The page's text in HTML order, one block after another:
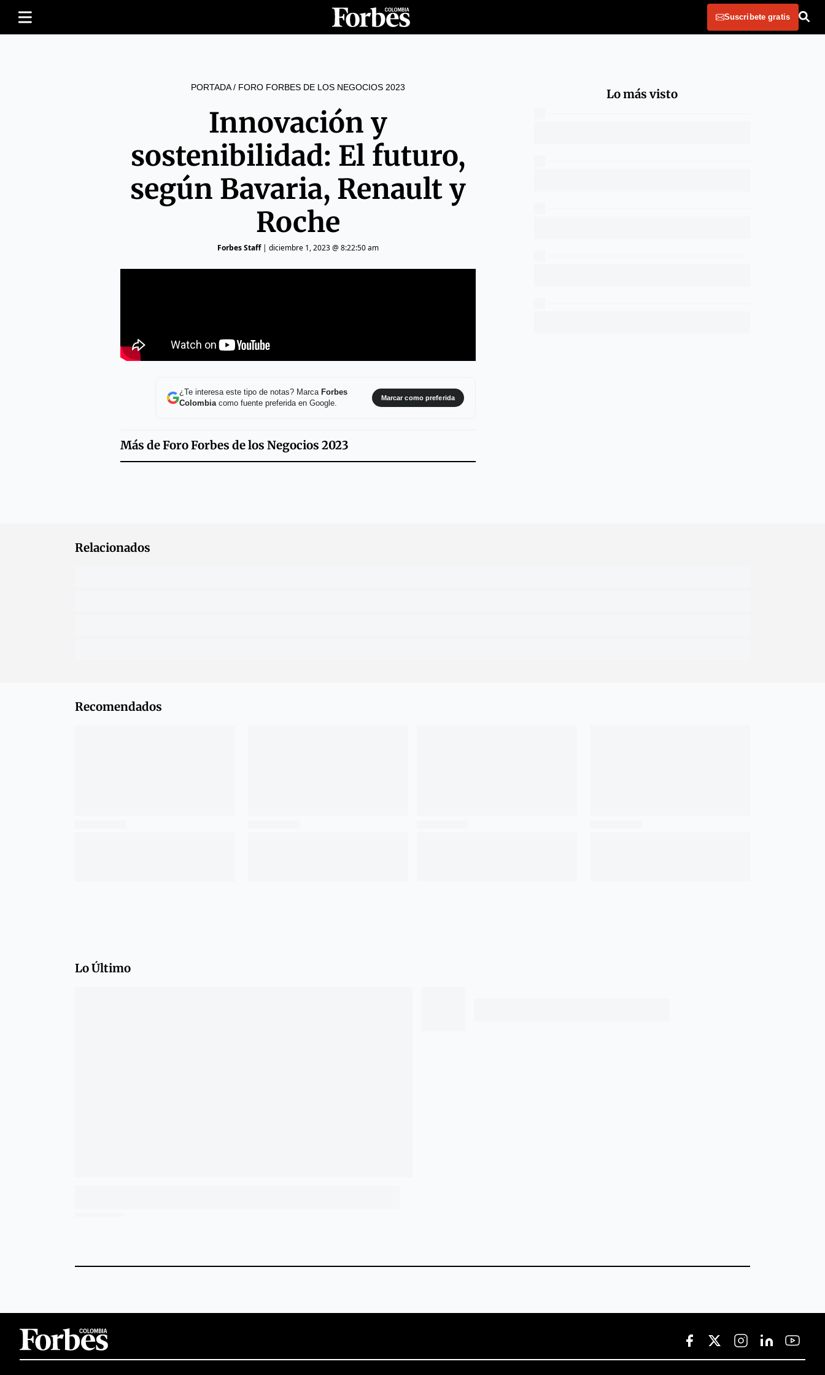
Suscribete gratis
PORTADA/ FORO FORBES DE LOS NEGOCIOS 2023
Innovación y
sostenibilidad: El futuro,
según Bavaria, Renault y
Roche
Forbes Staff| diciembre 1, 2023 @ 8:22:50 am
¿Te interesa este tipo de notas? Marca Forbes
Colombiacomo fuente preferida en Google.
Marcar como preferida
Más deForo Forbes de los Negocios 2023
Lo más visto
Relacionados
Recomendados
Lo Último